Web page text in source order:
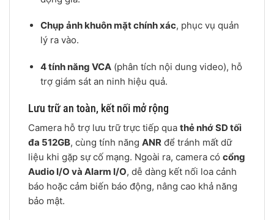
Chụp ảnh khuôn mặt chính xác, phục vụ quản
lý ra vào.
4 tính năng VCA(phân tích nội dung video), hỗ
trợ giám sát an ninh hiệu quả.
Lưu trữ an toàn, kết nối mở rộng
Camera hỗ trợ lưu trữ trực tiếp qua thẻ nhớ SD tối
đa 512GB, cùng tính năng ANR để tránh mất dữ
liệu khi gặp sự cố mạng. Ngoài ra, camera có cổng
Audio I/O và Alarm I/O, dễ dàng kết nối loa cảnh
báo hoặc cảm biến báo động, nâng cao khả năng
bảo mật.